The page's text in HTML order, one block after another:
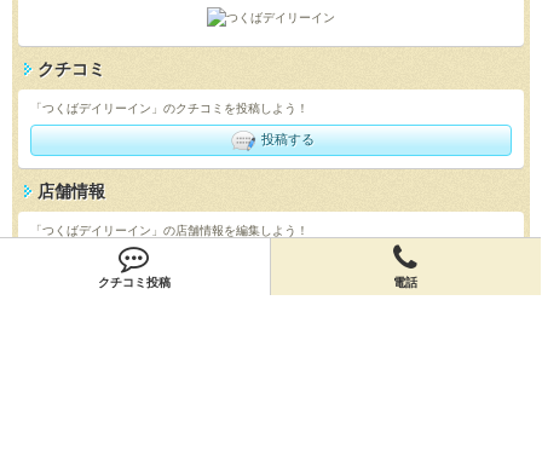
クチコミ投稿 電話
クチコミ
「つくばデイリーイン」のクチコミを投稿しよう！
投稿する
店舗情報
「つくばデイリーイン」の店舗情報を編集しよう！